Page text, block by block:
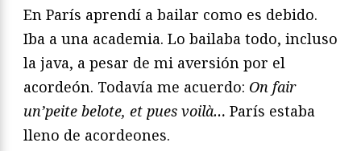
En París aprendí a bailar como es debido.
Iba a una academia. Lo bailaba todo, incluso
la java, a pesar de mi aversión por el
acordeón. Todavía me acuerdo: On fair
un’peite belote, et pues voilà… París estaba
lleno de acordeones.